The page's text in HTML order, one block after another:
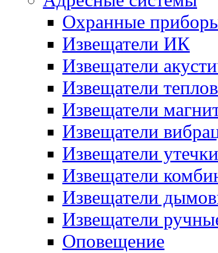
Охранные
Извещатели ИК
Извещатели
Извещатели
Извещатели
Извещатели
Извещатели утечки
Извещатели
Извещатели
Извещатели
Оповещение